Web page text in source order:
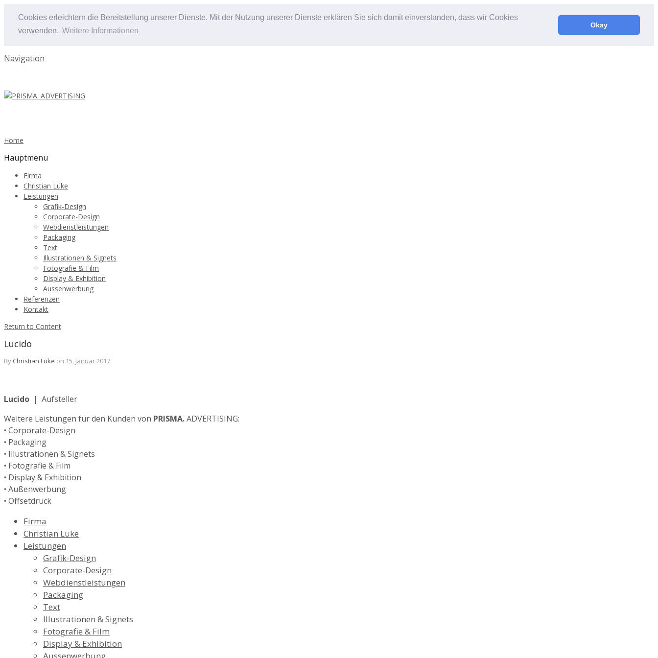
Cookies erleichtern die Bereitstellung unserer Dienste. Mit der Nutzung unserer Dienste erklären Sie sich damit einverstanden, dass wir Cookies
verwenden. Weitere Informationen
Okay
Navigation
Home
Hauptmenü
Firma
Christian Lüke
Leistungen
Grafik-Design
Corporate-Design
Webdienstleistungen
Packaging
Text
Illustrationen & Signets
Fotografie & Film
Display & Exhibition
Aussenwerbung
Referenzen
Kontakt
Return to Content
Lucido
By Christian Lüke on 15. Januar 2017
Lucido | Aufsteller
Weitere Leistungen für den Kunden von PRISMA.ADVERTISING:
• Corporate-Design
• Packaging
• Illustrationen & Signets
• Fotografie & Film
• Display & Exhibition
• Außenwerbung
• Offsetdruck
Firma
Christian Lüke
Leistungen
Grafik-Design
Corporate-Design
Webdienstleistungen
Packaging
Text
Illustrationen & Signets
Fotografie & Film
Display & Exhibition
Aussenwerbung